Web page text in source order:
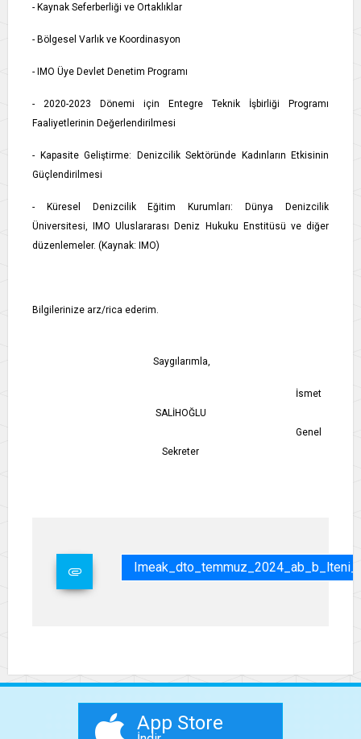
- Kaynak Seferberliği ve Ortaklıklar
- Bölgesel Varlık ve Koordinasyon
- IMO Üye Devlet Denetim Programı
- 2020-2023 Dönemi için Entegre Teknik İşbirliği Programı
Faaliyetlerinin Değerlendirilmesi
- Kapasite Geliştirme: Denizcilik Sektöründe Kadınların Etkisinin
Güçlendirilmesi
- Küresel Denizcilik Eğitim Kurumları: Dünya Denizcilik
Üniversitesi, IMO Uluslararası Deniz Hukuku Enstitüsü ve diğer
düzenlemeler. (Kaynak: IMO)
Bilgilerinize arz/rica ederim.
Saygılarımla,
İsmet
SALİHOĞLU
Genel
Sekreter
App Store